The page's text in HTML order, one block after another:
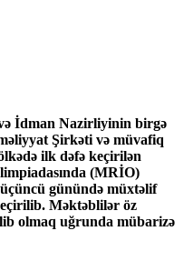
İdman Nazirliyinin birgə
Şirkəti və müvafiq
ilk dəfə keçirilən
(MRİO)
günündə müxtəlif
Məktəblilər öz
olmaq uğrunda mübarizə